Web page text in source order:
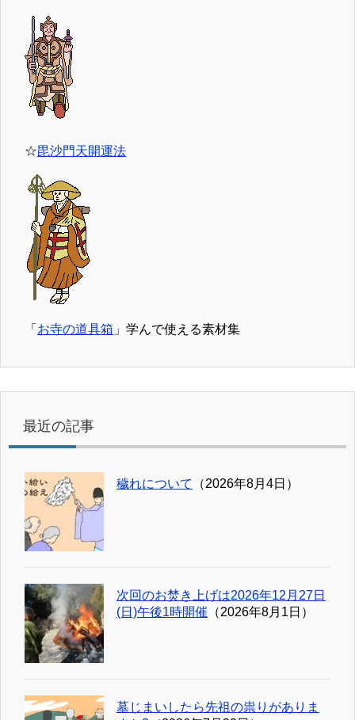
☆毘沙門天開運法
「 お寺の道具箱 」学んで使える素材集
最近の記事
穢れについて （2026年8月4日）
次回のお焚き上げは2026年12月27日
(日)午後1時開催 （2026年8月1日）
墓じまいしたら先祖の祟りがありま